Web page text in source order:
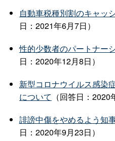
自動車税種別割のキャッ
日：2021年6月7日）
性的少数者のパートナー
日：2020年12月8日）
新型コロナウイルス感染
について （回答日：2020
誹謗中傷をやめるよう知
日：2020年9月23日）